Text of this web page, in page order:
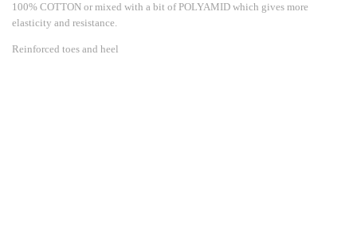
100% COTTON or mixed with a bit of POLYAMID which gives more
elasticity and resistance.
Reinforced toes and heel